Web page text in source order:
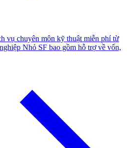
vụ chuyên môn kỹ thuật miễn phí từ
Nhỏ SF bao gồm hỗ trợ về vốn,